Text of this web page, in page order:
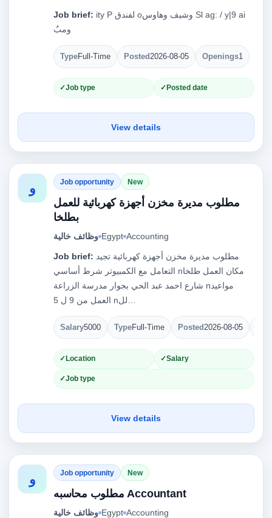
Job brief: ity P ‏لفندق‎ o‏وشيف وهاوس‎ Sl ag: / y|9 ai
TypeFull-Time Posted2026-08-05 Openings1
Job type Posted date
View details
و Job opportunity New
مطلوب مديرة مخزن أجهزة كهربائية للعمل
بطلخا
وظائف خالية Egypt Accounting
Job brief:
التعامل مع الكمبيوتر شرط أساسي nمكان العمل طلخا
شارع احمد عبد الحي بجوار مدرسة الزراعة nمواعيد
Salary5000 TypeFull-Time Posted2026-08-05
Location Salary
Job type
View details
و Job opportunity New
مطلوب محاسبه Accountant
وظائف خالية Egypt Accounting